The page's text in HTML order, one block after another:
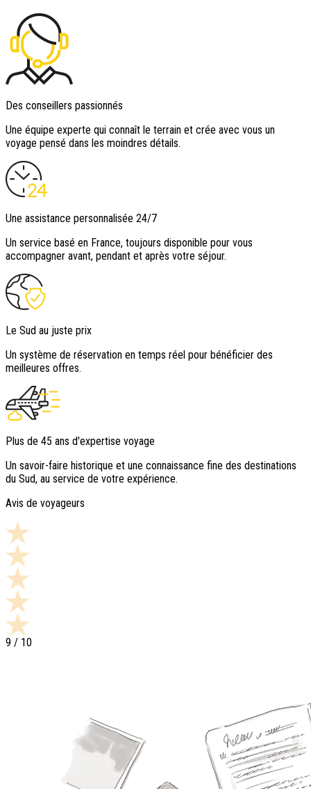
Des conseillers passionnés
Une équipe experte qui connaît le terrain et crée avec vous un
voyage pensé dans les moindres détails.
Une assistance personnalisée 24/7
Un service basé en France, toujours disponible pour vous
accompagner avant, pendant et après votre séjour.
Le Sud au juste prix
Un système de réservation en temps réel pour bénéficier des
meilleures offres.
Plus de 45 ans d'expertise voyage
Un savoir-faire historique et une connaissance fine des destinations
du Sud, au service de votre expérience.
Avis de voyageurs
9 / 10